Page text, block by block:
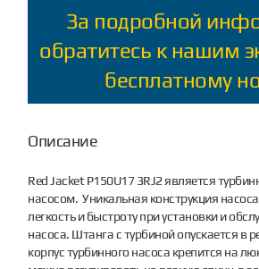
За подробной
обратитесь к нашим
бесплатному
Описание
Red Jacket P150U17 3RJ2 является
насосом. Уникальная конструкция
легкость и быстроту при установки и
насоса. Штанга с турбиной опускается в
корпус турбинного насоса крепится на